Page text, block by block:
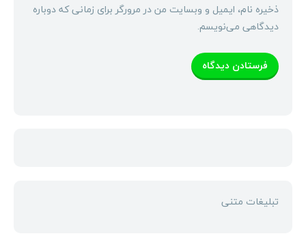
ذخیره نام، ایمیل و وبسایت من در مرورگر برای زمانی که دوباره
دیدگاهی می‌نویسم.
تبلیغات متنی